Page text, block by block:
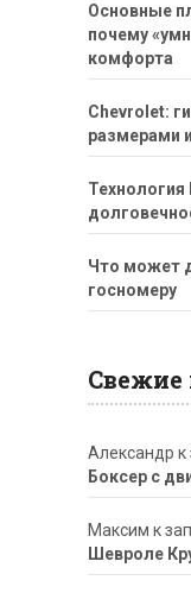
Основные
почему
комфорта
Chevrolet:
размерами
Технология
Что может
госномеру
Свежие
Александр к
Боксер с
Максим к
Шевроле